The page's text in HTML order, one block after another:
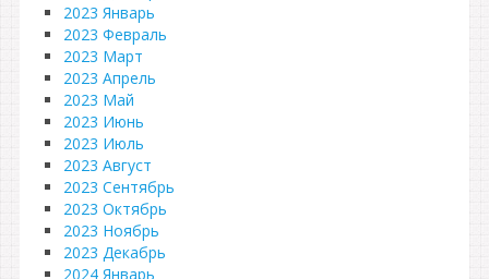
2023 Январь
2023 Февраль
2023 Март
2023 Апрель
2023 Май
2023 Июнь
2023 Июль
2023 Август
2023 Сентябрь
2023 Октябрь
2023 Ноябрь
2023 Декабрь
2024 Январь